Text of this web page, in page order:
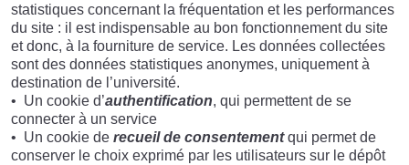
statistiques concernant la fréquentation et les performances
du site : il est indispensable au bon fonctionnement du site
et donc, à la fourniture de service. Les données collectées
sont des données statistiques anonymes, uniquement à
destination de l’université.
Un cookie d’authentification, qui permettent de se
connecter à un service
Un cookie de recueil de consentementqui permet de
conserver le choix exprimé par les utilisateurs sur le dépôt